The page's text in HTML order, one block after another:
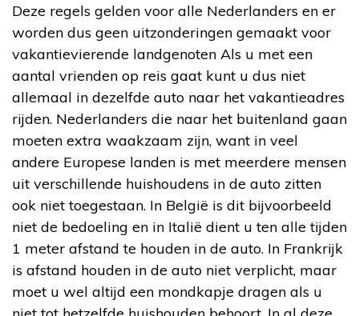
Deze regels gelden voor alle Nederlanders en er
worden dus geen uitzonderingen gemaakt voor
vakantievierende landgenoten Als u met een
aantal vrienden op reis gaat kunt u dus niet
allemaal in dezelfde auto naar het vakantieadres
rijden. Nederlanders die naar het buitenland gaan
moeten extra waakzaam zijn, want in veel
andere Europese landen is met meerdere mensen
uit verschillende huishoudens in de auto zitten
ook niet toegestaan. In België is dit bijvoorbeeld
niet de bedoeling en in Italië dient u ten alle tijden
1 meter afstand te houden in de auto. In Frankrijk
is afstand houden in de auto niet verplicht, maar
moet u wel altijd een mondkapje dragen als u